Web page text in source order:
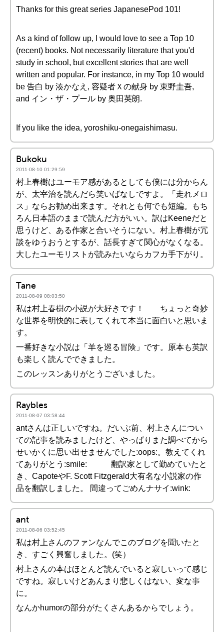
Thanks for this great series JapanesePod 101!
As a kind of follow up, I would love to see a Top 10
(recent) books. Not necessarily literature that you'd
study in school, but excellent stories that are well
written and popular. For instance, in my Top 10 would
be 告白 by 湊かなえ, 容疑者Ｘの献身 by 東野圭吾,
and イン・ザ・プール by 奥田英朗.
If you like the idea, yoroshiku-onegaishimasu.
Bukoku
2011-08-10 01:29:59
村上春樹はユーモア感があるとしても僕には分からん
が、太宰治を読んだら笑いばなしですよ。「走れメロ
ス」ならお勧め出来ます。それとも何でも短編。もち
ろん日本語のままで読んだ方がいい。訳はKeeneだと
思うけど、ある作家と合いそうにない。村上春樹が冗
談をゆうおうとするが、話長すぎて関心がなくなる。
大したユーモリストが読みたいならカフカ手下がり。
Tane
2011-08-09 08:03:50
私は村上春樹の小説が大好きです！ ちょっと奇妙
な世界を明快的に表してくれて本当に面白いと思いま
す。
一番好きな小説は「羊を巡る冒険」です。原本も英訳
も楽しく読んでできました。
このレッスンありがとうございました。
Raybles
2011-08-07 03:58:44
antさんは正しいですね。だいぶ前、村上さんについ
ての記事を読みましたけど、やっぱりまた調べてから
せいかくに思い出せませんでした:oops:。教えてくれ
てありがとう:smile: 翻訳家として勤めていたと
き、CapoteやF. Scott Fitzgerald大有名な小説家の作
品を翻訳しました。 間違ってごめんナサイ:wink:
ant
2011-08-06 03:52:45
私は村上さんのファンなんでこのブログを聞いたと
き、すごく興奮しました。(笑）
村上さんの本はほとんど読んでいると寂しいって感じ
ですね。寂しいけどあんまり悲しくはない、変な事
に。
なんかhumorの部分がたくさんあるからでしょう。